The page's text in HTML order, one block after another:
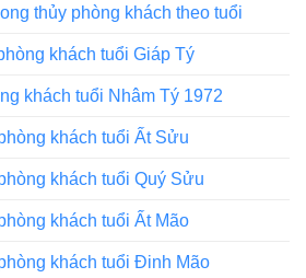
thủy phòng khách theo tuổi
khách tuổi Giáp Tý
khách tuổi Nhâm Tý 1972
khách tuổi Ất Sửu
khách tuổi Quý Sửu
khách tuổi Ất Mão
khách tuổi Đinh Mão